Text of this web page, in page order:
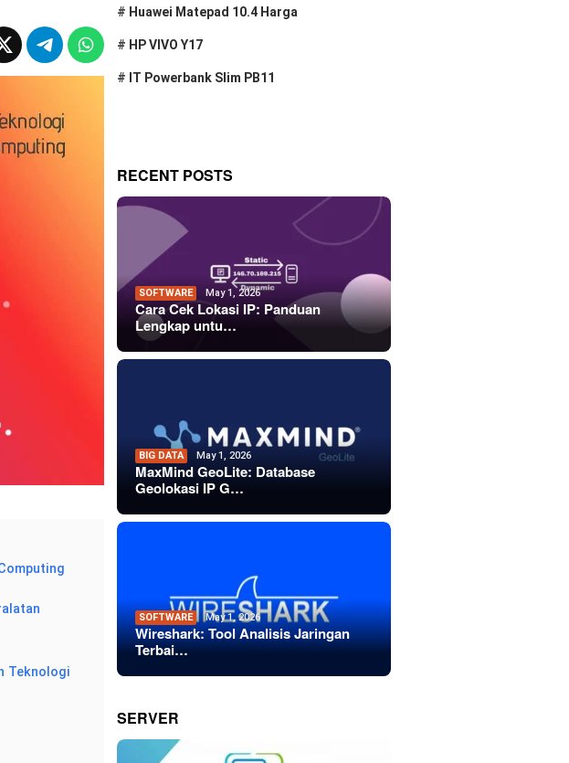
Teknologi
# Huawei Matepad 10.4 Harga
# HP VIVO Y17
# IT Powerbank Slim PB11
RECENT POSTS
SOFTWARE May 1, 2026
Cara Cek Lokasi IP: Panduan
Lengkap untu…
BIG DATA May 1, 2026
MaxMind GeoLite: Database
Geolokasi IP G…
SOFTWARE May 1, 2026
Wireshark: Tool Analisis Jaringan
Terbai…
SERVER